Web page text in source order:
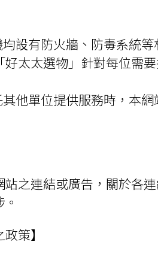
設有防火牆、防毒系統
太太選物」針對每位需
他單位提供服務時，本
之連結或廣告，關於各
策】